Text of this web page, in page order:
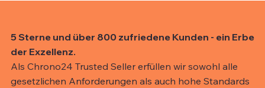
5 Sterne und über 800 zufriedene Kunden - ein Erbe
der Exzellenz.
Als Chrono24 Trusted Seller erfüllen wir sowohl alle
gesetzlichen Anforderungen als auch hohe Standards